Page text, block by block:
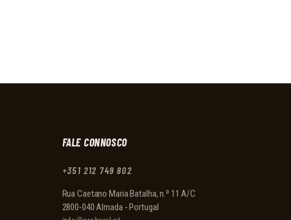
FALE CONNOSCO
+351 212 749 802
Rua Caetano Maria Batalha, n.º 11 A/C
2800-040 Almada - Portugal